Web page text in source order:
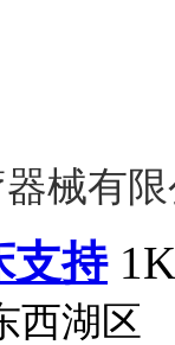
械有
支持
西湖区